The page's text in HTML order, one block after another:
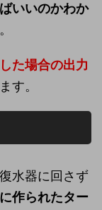
いいのかわか
た場合の出力
す。
水器に回さず
作られたター